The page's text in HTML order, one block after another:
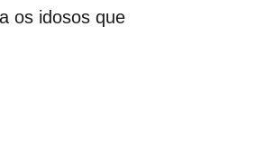
os idosos que